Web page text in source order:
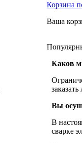
Корзина
Ваша
Каков
Вы
В
сварке